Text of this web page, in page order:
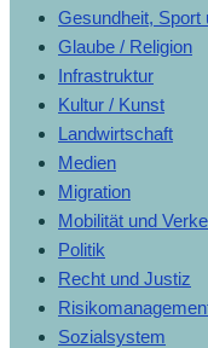
Gesundheit, Sport
Glaube / Religion
Infrastruktur
Kultur / Kunst
Landwirtschaft
Medien
Migration
Mobilität und
Politik
Recht und Justiz
Sozialsystem